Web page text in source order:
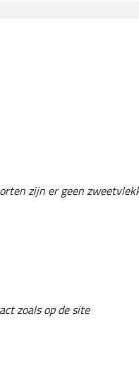
zijn er geen
zoals op de site